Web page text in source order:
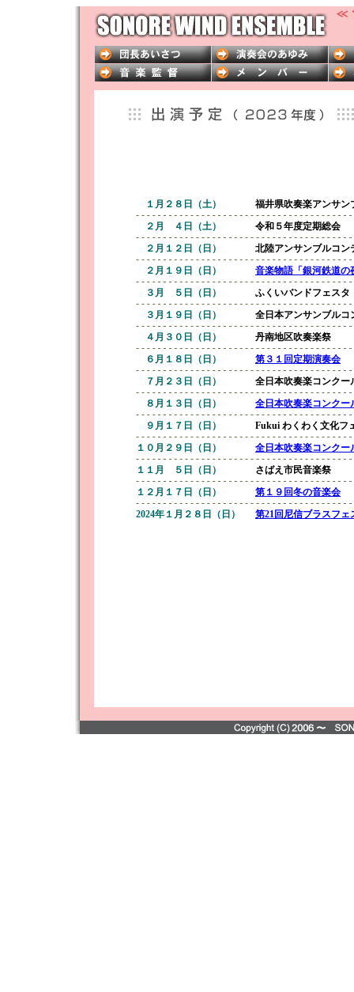
１月２８日（土）
福井県吹奏楽アンサン
２月 ４日（土）
令和５年度定期総会
２月１２日（日）
北陸アンサンブルコン
２月１９日（日）
音楽物語「銀河鉄道の
３月 ５日（日）
ふくいバンドフェスタ
３月１９日（日）
全日本アンサンブルコ
４月３０日（日）
丹南地区吹奏楽祭
６月１８日（日）
第３１回定期演奏会
７月２３日（日）
全日本吹奏楽コンクー
８月１３日（日）
全日本吹奏楽コンクー
９月１７日（日）
Fukui わくわく文化フ
１０月２９日（日）
全日本吹奏楽コンクー
１１月 ５日（日）
さばえ市民音楽祭
１２月１７日（日）
第１９回冬の音楽会
2024年１月２８日（日）
第21回尼信ブラスフェ